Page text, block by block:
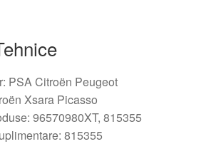
PSA Citroën Peugeot
Xsara Picasso
96570980XT, 815355
815355